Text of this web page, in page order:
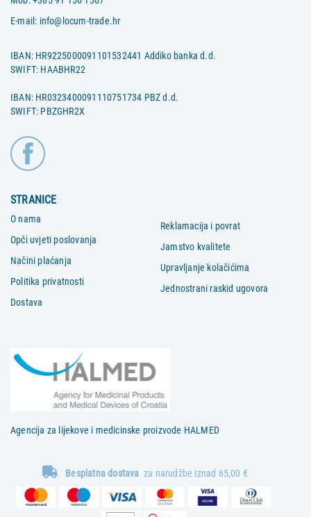
E-mail: info@locum-trade.hr
IBAN: HR9225000091101532441 Addiko banka d.d.
SWIFT: HAABHR22
IBAN: HR0323400091110751734 PBZ d.d.
SWIFT: PBZGHR2X
STRANICE
O nama
Opći uvjeti poslovanja
Načini plaćanja
Politika privatnosti
Dostava
Reklamacija i povrat
Jamstvo kvalitete
Upravljanje kolačićima
Jednostrani raskid ugovora
Agencija za lijekove i medicinske proizvode HALMED
Besplatna dostava za narudžbe iznad 65,00 €